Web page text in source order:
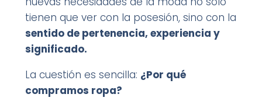
tienen que ver con la posesión, sino con la
sentido de pertenencia, experiencia y
significado.
La cuestión es sencilla: ¿Por qué
compramos ropa?